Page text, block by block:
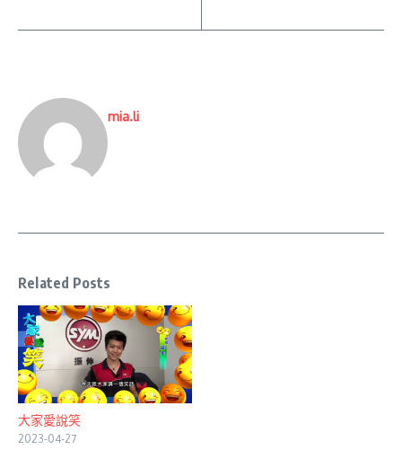
mia.li
Related Posts
大家愛說笑
2023-04-27